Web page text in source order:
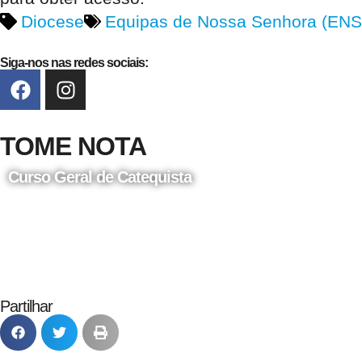
Diocese
Equipas de Nossa Senhora
Siga-nos nas redes sociais:
TOME NOTA
Curso Geral de Catequista
Partilhar